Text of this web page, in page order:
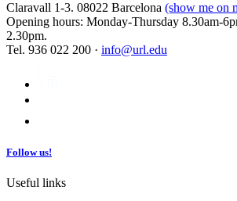
Claravall 1-3. 08022 Barcelona (show me on
Opening hours: Monday-Thursday 8.30am-
2.30pm.
Tel. 936 022 200 · info@url.edu
Follow us!
Useful links